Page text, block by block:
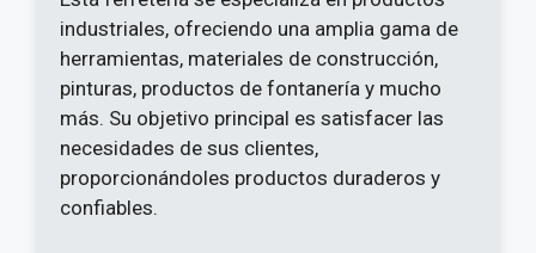
industriales, ofreciendo una amplia gama de
herramientas, materiales de construcción,
pinturas, productos de fontanería y mucho
más. Su objetivo principal es satisfacer las
necesidades de sus clientes,
proporcionándoles productos duraderos y
confiables.